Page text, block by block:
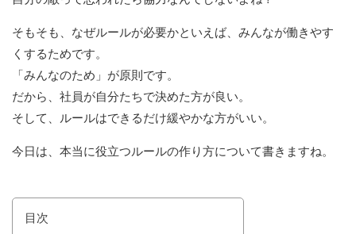
そもそも、なぜルールが必要かといえば、みんなが働きやす
くするためです。
「みんなのため」が原則です。
だから、社員が自分たちで決めた方が良い。
そして、ルールはできるだけ緩やかな方がいい。
今日は、本当に役立つルールの作り方について書きますね。
目次